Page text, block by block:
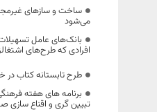
ساخت و سازهای
می‌شود
بانک‌های عامل
افرادی که طرح‌های اشتغالزا
طرح تابستانه کتاب در
برنامه های هفته
تبیین گری و اقناع سازی